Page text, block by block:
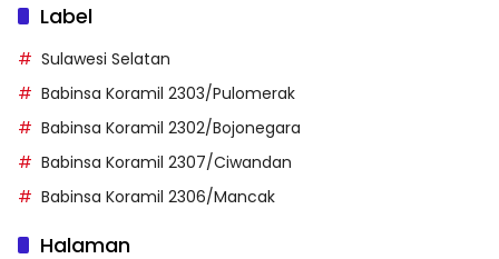
Label
Sulawesi Selatan
Babinsa Koramil 2303/Pulomerak
Babinsa Koramil 2302/Bojonegara
Babinsa Koramil 2307/Ciwandan
Babinsa Koramil 2306/Mancak
Halaman